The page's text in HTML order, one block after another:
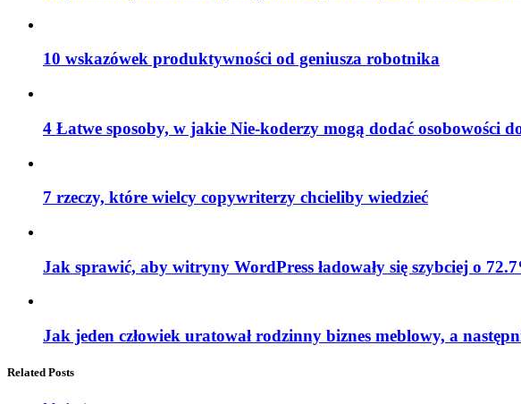
10 wskazówek produktywności od geniusza robotnika
4 Łatwe sposoby, w jakie Nie-koderzy mogą dodać osobowości
7 rzeczy, które wielcy copywriterzy chcieliby wiedzieć
Jak sprawić, aby witryny WordPress ładowały się szybciej o
Jak jeden człowiek uratował rodzinny biznes meblowy, a
Related Posts